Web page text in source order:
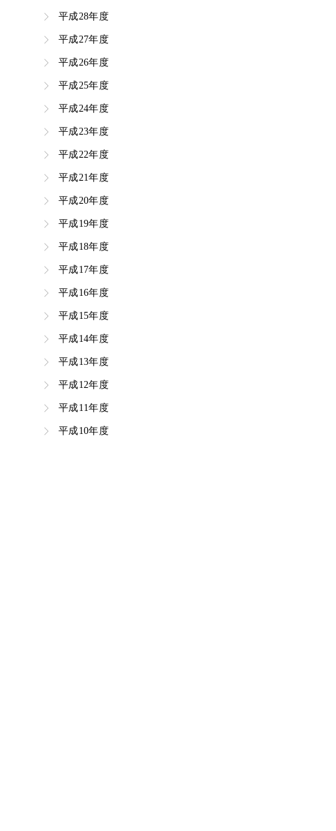
平成28年度
平成27年度
平成26年度
平成25年度
平成24年度
平成23年度
平成22年度
平成21年度
平成20年度
平成19年度
平成18年度
平成17年度
平成16年度
平成15年度
平成14年度
平成13年度
平成12年度
平成11年度
平成10年度